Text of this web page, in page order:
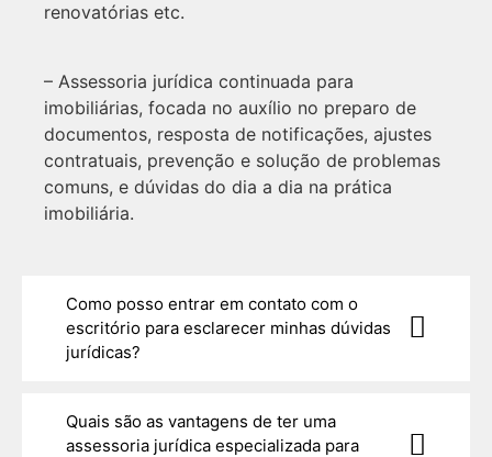
renovatórias etc.
– Assessoria jurídica continuada para
imobiliárias, focada no auxílio no preparo de
documentos, resposta de notificações, ajustes
contratuais, prevenção e solução de problemas
comuns, e dúvidas do dia a dia na prática
imobiliária.
Como posso entrar em contato com o
escritório para esclarecer minhas dúvidas
jurídicas?
Quais são as vantagens de ter uma
assessoria jurídica especializada para